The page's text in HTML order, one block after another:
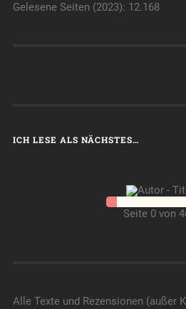
Gelesene Seiten (2023): 12.168
ICH LESE ALS NÄCHSTES…
Seite 0 von
Alle Texte und Rezensionen (außer